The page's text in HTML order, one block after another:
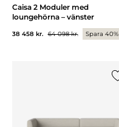
Caisa 2 Moduler med
loungehörna – vänster
38 458 kr. 64 098 kr. Spara 40%